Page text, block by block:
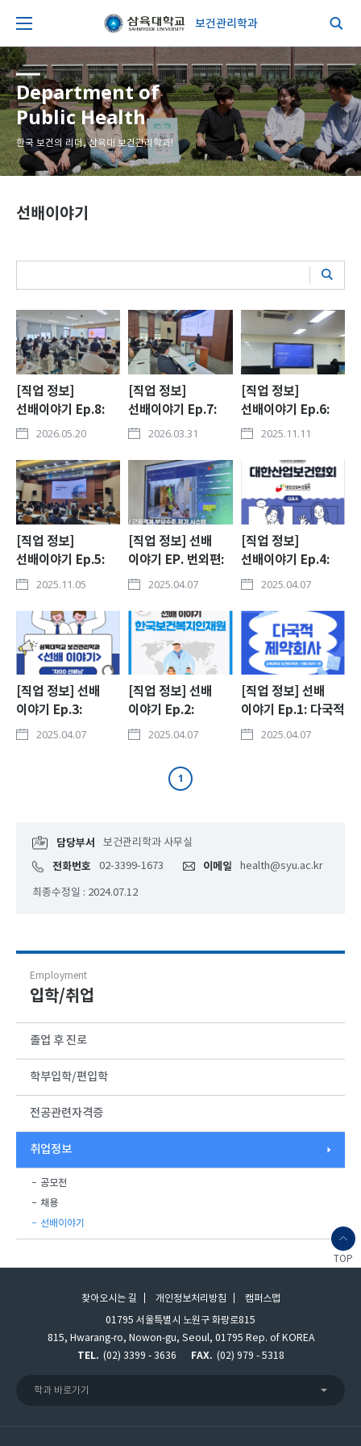
보건관리학과
Department of
Public Health
한국 보건의 리더, 삼육대 보건관리학과!
선배이야기
[직업 정보]
선배이야기 Ep.8:
서울시
터
2026.05.20
[직업 정보]
선배이야기 Ep.7:
태우이엔지
2026.03.31
[직업 정보]
선배이야기 Ep.6:
한국마약퇴치운동본
2025.11.11
[직업 정보]
선배이야기 Ep.5:
한국건강증진개발원
2025.11.05
[직업 정보] 선배
이야기 EP. 번외편:
대한산업보건협회
2025.04.07
[직업 정보]
선배이야기 Ep.4:
대한산업보건협회
2025.04.07
[직업 정보] 선배
이야기 Ep.3:
롯ㅇ손해보험
2025.04.07
[직업 정보] 선배
이야기 Ep.2:
한국보건복지인재원
2025.04.07
[직업 정보] 선배
이야기 Ep.1: 다국적
제약회사2025.04.07
1
담당부서 보건관리학과 사무실
전화번호 02-3399-1673 이메일 health@syu.ac.kr
최종수정일 : 2024.07.12
Employment
입학/취업
졸업 후 진로
학부입학/편입학
전공관련자격증
취업정보
공모전
채용
선배이야기
TOP
찾아오시는 길 개인정보처리방침
캠퍼스맵
01795 서울특별시 노원구 화랑로815
815, Hwarang-ro, Nowon-gu, Seoul, 01795 Rep. of KOREA
TEL. (02) 3399 - 3636 FAX. (02) 979 - 5318
학과 바로가기